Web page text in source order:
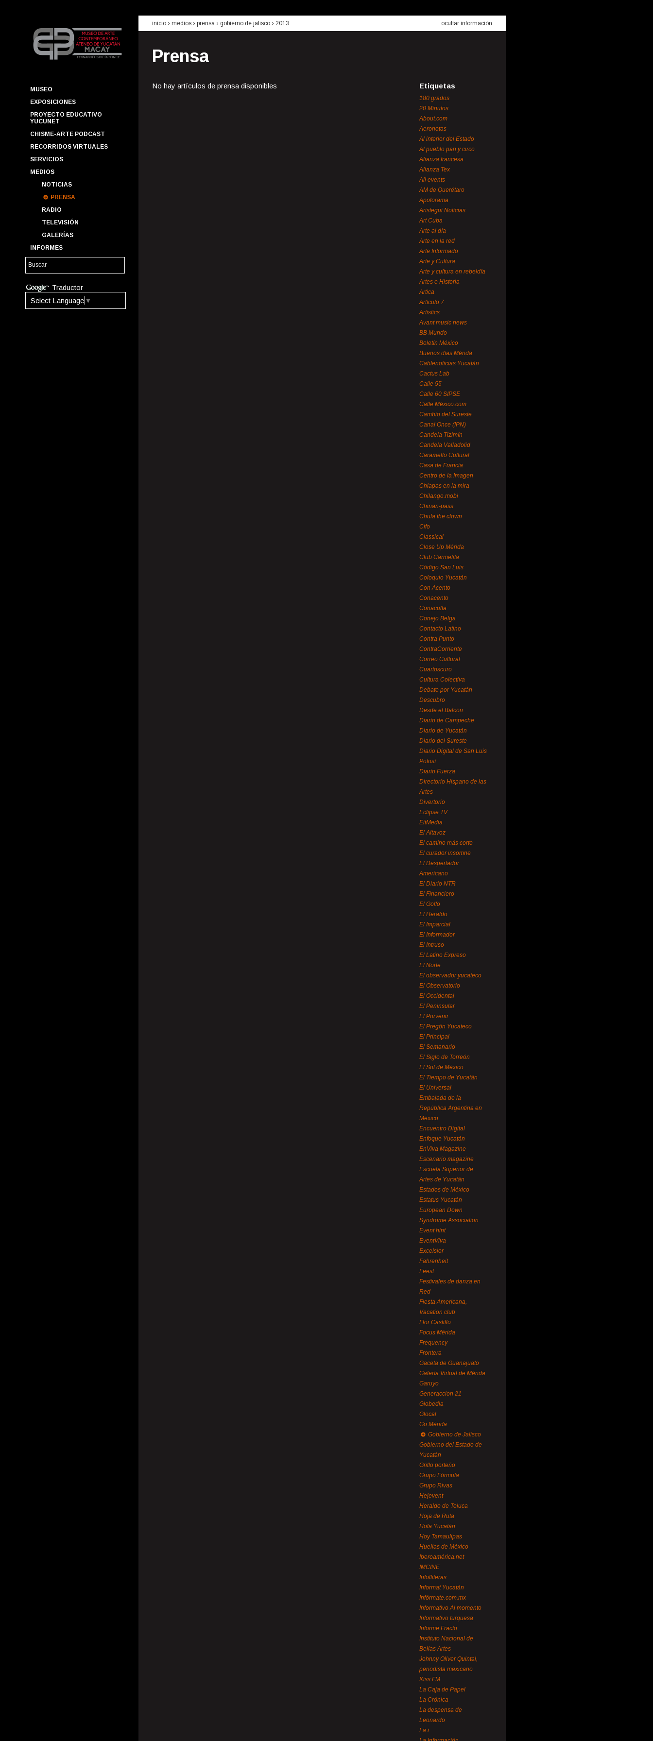
MUSEO
EXPOSICIONES
PROYECTO EDUCATIVO
YUCUNET
CHISME-ARTE PODCAST
RECORRIDOS VIRTUALES
SERVICIOS
MEDIOS
NOTICIAS
PRENSA
RADIO
TELEVISIÓN
GALERÍAS
INFORMES
Traductor
Select Language ▼
inicio › medios › prensa › gobierno de jalisco › 2013 ocultar información
Prensa
No hay artículos de prensa disponibles Etiquetas
180 grados
20 Minutos
About.com
Aeronotas
Al interior del Estado
Al pueblo pan y circo
Alianza francesa
Alianza Tex
All events
AM de Querétaro
Apolorama
Aristegui Noticias
Art Cuba
Arte al día
Arte en la red
Arte Informado
Arte y Cultura
Arte y cultura en rebeldía
Artes e Historia
Artica
Artículo 7
Artistics
Avant music news
BB Mundo
Boletín México
Buenos días Mérida
Cablenoticias Yucatán
Cactus Lab
Calle 55
Calle 60 SIPSE
Calle México.com
Cambio del Sureste
Canal Once (IPN)
Candela Tizimín
Candela Valladolid
Caramello Cultural
Casa de Francia
Centro de la Imagen
Chiapas en la mira
Chilango.mobi
Chinan-pass
Chula the clown
Cifo
Classical
Close Up Mérida
Club Carmelita
Código San Luis
Coloquio Yucatán
Con Acento
Conacento
Conaculta
Conejo Belga
Contacto Latino
Contra Punto
ContraCorriente
Correo Cultural
Cuartoscuro
Cultura Colectiva
Debate por Yucatán
Descubro
Desde el Balcón
Diario de Campeche
Diario de Yucatán
Diario del Sureste
Diario Digital de San Luis
Potosí
Diario Fuerza
Directorio Hispano de las
Artes
Divertorio
Eclipse TV
EitMedia
El Altavoz
El camino más corto
El curador insomne
El Despertador
Americano
El Diario NTR
El Financiero
El Golfo
El Heraldo
El Imparcial
El Informador
El Intruso
El Latino Expreso
El Norte
El observador yucateco
El Observatorio
El Occidental
El Peninsular
El Porvenir
El Pregón Yucateco
El Principal
El Semanario
El Siglo de Torreón
El Sol de México
El Tiempo de Yucatán
El Universal
Embajada de la
República Argentina en
México
Encuentro Digital
Enfoque Yucatán
EnViva Magazine
Escenario magazine
Escuela Superior de
Artes de Yucatán
Estados de México
Estatus Yucatán
European Down
Syndrome Association
Event hint
EventViva
Excelsior
Fahrenheit
Feest
Festivales de danza en
Red
Fiesta Americana,
Vacation club
Flor Castillo
Focus Mérida
Frequency
Frontera
Gaceta de Guanajuato
Galería Virtual de Mérida
Garuyo
Generaccion 21
Globedia
Glocal
Go Mérida
Gobierno de Jalisco
Gobierno del Estado de
Yucatán
Grillo porteño
Grupo Fórmula
Grupo Rivas
Hejevent
Heraldo de Toluca
Hoja de Ruta
Hola Yucatán
Hoy Tamaulipas
Huellas de México
Iberoamérica.net
IMCINE
Infolliteras
Informat Yucatán
Infórmate.com.mx
Informativo Al momento
Informativo turquesa
Informe Fracto
Instituto Nacional de
Bellas Artes
Johnny Oliver Quintal,
periodista mexicano
Kiss FM
La Caja de Papel
La Crónica
La despensa de
Leonardo
La i